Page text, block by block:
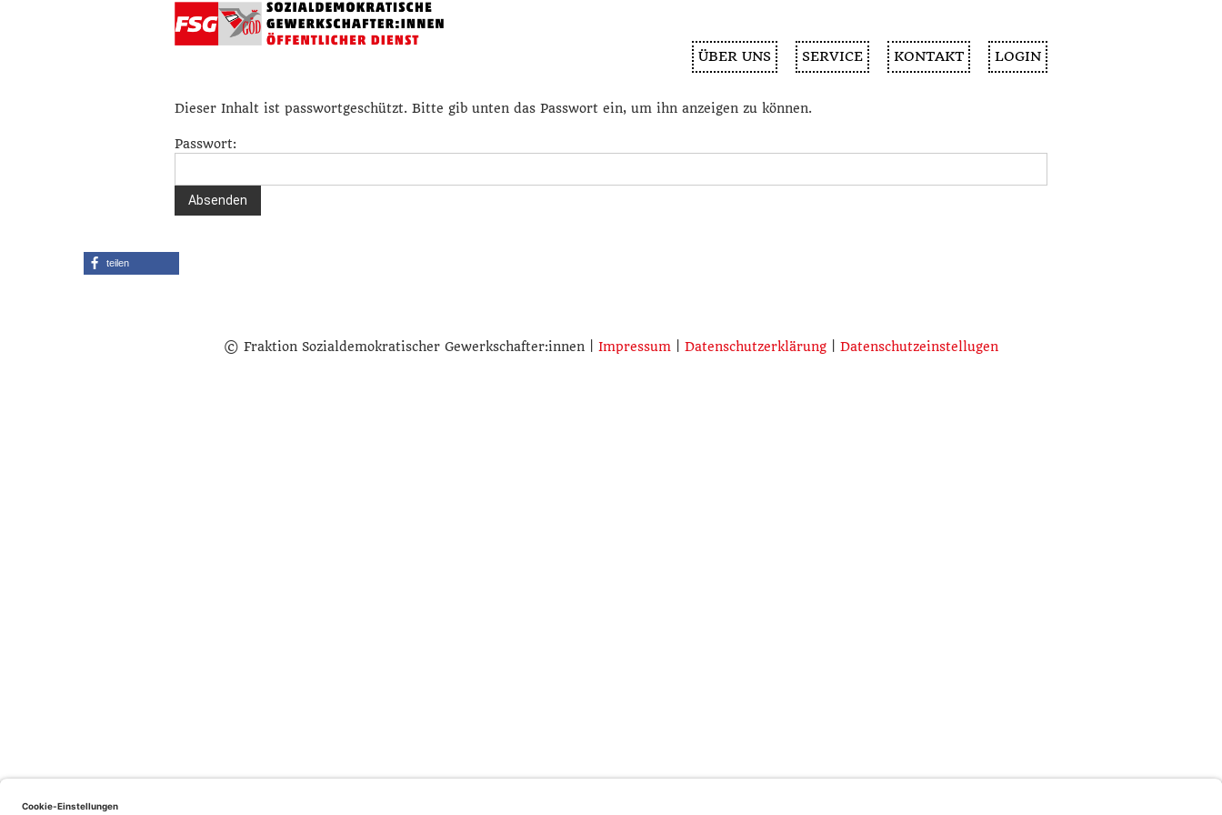
ÜBER UNS SERVICE KONTAKT LOGIN
Dieser Inhalt ist passwortgeschützt. Bitte gib unten das Passwort ein, um ihn anzeigen zu können.
Passwort:
teilen
© Fraktion Sozialdemokratischer Gewerkschafter:innen | Impressum Datenschutzerklärung Datenschutzeinstellugen